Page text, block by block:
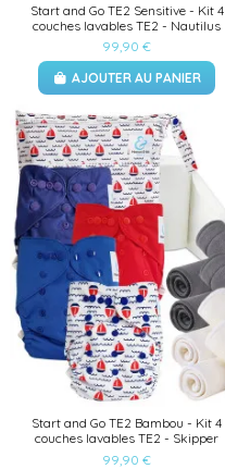
Start and Go TE2 Sensitive - Kit 4
couches lavables TE2 - Nautilus
99,90 €
AJOUTER AU PANIER
Start and Go TE2 Bambou - Kit 4
couches lavables TE2 - Skipper
99,90 €